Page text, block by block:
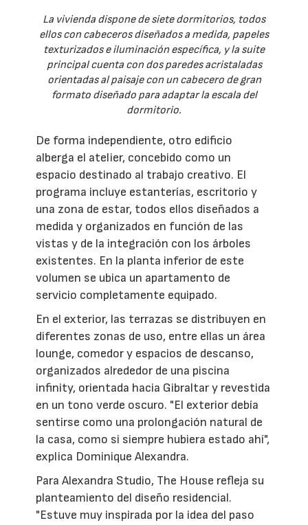
La vivienda dispone de siete dormitorios, todos
ellos con cabeceros diseñados a medida, papeles
texturizados e iluminación específica, y la suite
principal cuenta con dos paredes acristaladas
orientadas al paisaje con un cabecero de gran
formato diseñado para adaptar la escala del
dormitorio.
De forma independiente, otro edificio
alberga el atelier, concebido como un
espacio destinado al trabajo creativo. El
programa incluye estanterías, escritorio y
una zona de estar, todos ellos diseñados a
medida y organizados en función de las
vistas y de la integración con los árboles
existentes. En la planta inferior de este
volumen se ubica un apartamento de
servicio completamente equipado.
En el exterior, las terrazas se distribuyen en
diferentes zonas de uso, entre ellas un área
lounge, comedor y espacios de descanso,
organizados alrededor de una piscina
infinity, orientada hacia Gibraltar y revestida
en un tono verde oscuro. "El exterior debía
sentirse como una prolongación natural de
la casa, como si siempre hubiera estado ahí",
explica Dominique Alexandra.
Para Alexandra Studio, The House refleja su
planteamiento del diseño residencial.
"Estuve muy inspirada por la idea del paso